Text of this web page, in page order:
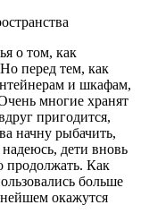
о том, как
перед тем, как
и шкафам,
многие хранят
пригодится,
начну рыбачить,
надеюсь, дети вновь
продолжать. Как
больше
окажутся